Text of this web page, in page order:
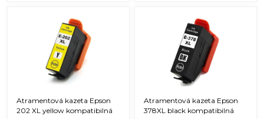
Atramentová kazeta Epson
202 XL yellow kompatibilná
Atramentová kazeta Epson
378XL black kompatibilná